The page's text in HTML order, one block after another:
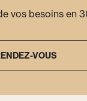
vos besoins en
VOUS